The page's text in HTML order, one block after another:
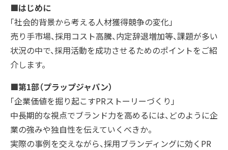
■はじめに
「社会的背景から考える人材獲得競争の変化」
売り手市場、採用コスト高騰、内定辞退増加等、課題が多い
状況の中で、採用活動を成功させるためのポイントをご紹
介します。
■第1部（プラップジャパン）
「企業価値を掘り起こすPRストーリーづくり」
中長期的な視点でブランド力を高めるには、どのように企
業の強みや独自性を伝えていくべきか。
実際の事例を交えながら、採用ブランディングに効くPR